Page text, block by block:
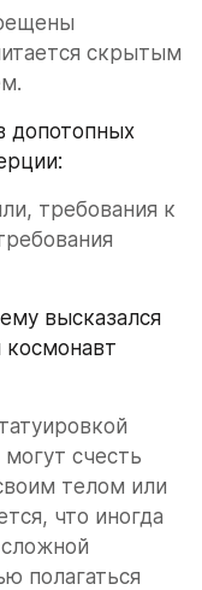
скрытым
допотопных
требования к
высказался
могут счесть
телом или
что иногда
сложной
полагаться